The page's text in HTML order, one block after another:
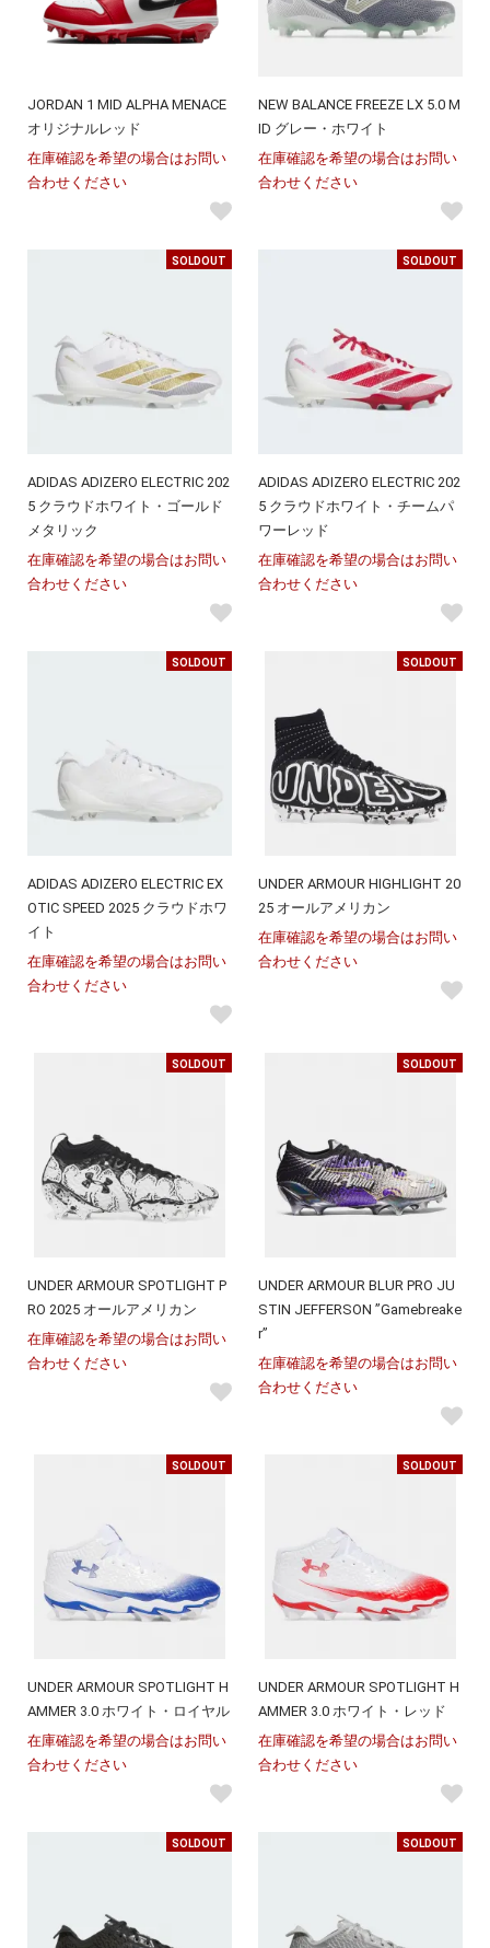
JORDAN 1 MID ALPHA MENACE
オリジナルレッド
在庫確認を希望の場合はお問い
合わせください
NEW BALANCE FREEZE LX 5.0 M
ID グレー・ホワイト
在庫確認を希望の場合はお問い
合わせください
SOLDOUT
ADIDAS ADIZERO ELECTRIC 202
5 クラウドホワイト・ゴールド
メタリック
在庫確認を希望の場合はお問い
合わせください
SOLDOUT
ADIDAS ADIZERO ELECTRIC 202
5 クラウドホワイト・チームパ
ワーレッド
在庫確認を希望の場合はお問い
合わせください
SOLDOUT
ADIDAS ADIZERO ELECTRIC EX
OTIC SPEED 2025 クラウドホワ
イト
在庫確認を希望の場合はお問い
合わせください
SOLDOUT
UNDER ARMOUR HIGHLIGHT 20
25 オールアメリカン
在庫確認を希望の場合はお問い
合わせください
SOLDOUT
UNDER ARMOUR SPOTLIGHT P
RO 2025 オールアメリカン
在庫確認を希望の場合はお問い
合わせください
SOLDOUT
UNDER ARMOUR BLUR PRO JU
STIN JEFFERSON ”Gamebreake
r”
在庫確認を希望の場合はお問い
合わせください
SOLDOUT
UNDER ARMOUR SPOTLIGHT H
AMMER 3.0 ホワイト・ロイヤル
在庫確認を希望の場合はお問い
合わせください
SOLDOUT
UNDER ARMOUR SPOTLIGHT H
AMMER 3.0 ホワイト・レッド
在庫確認を希望の場合はお問い
合わせください
SOLDOUT SOLDOUT